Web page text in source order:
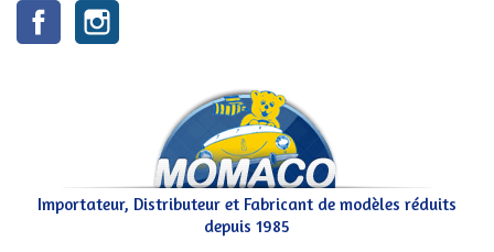
Facebook
Importateur, Distributeur et Fabricant de modèles réduits
depuis 1985